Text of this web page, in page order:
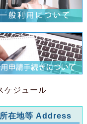
所在地等 Address